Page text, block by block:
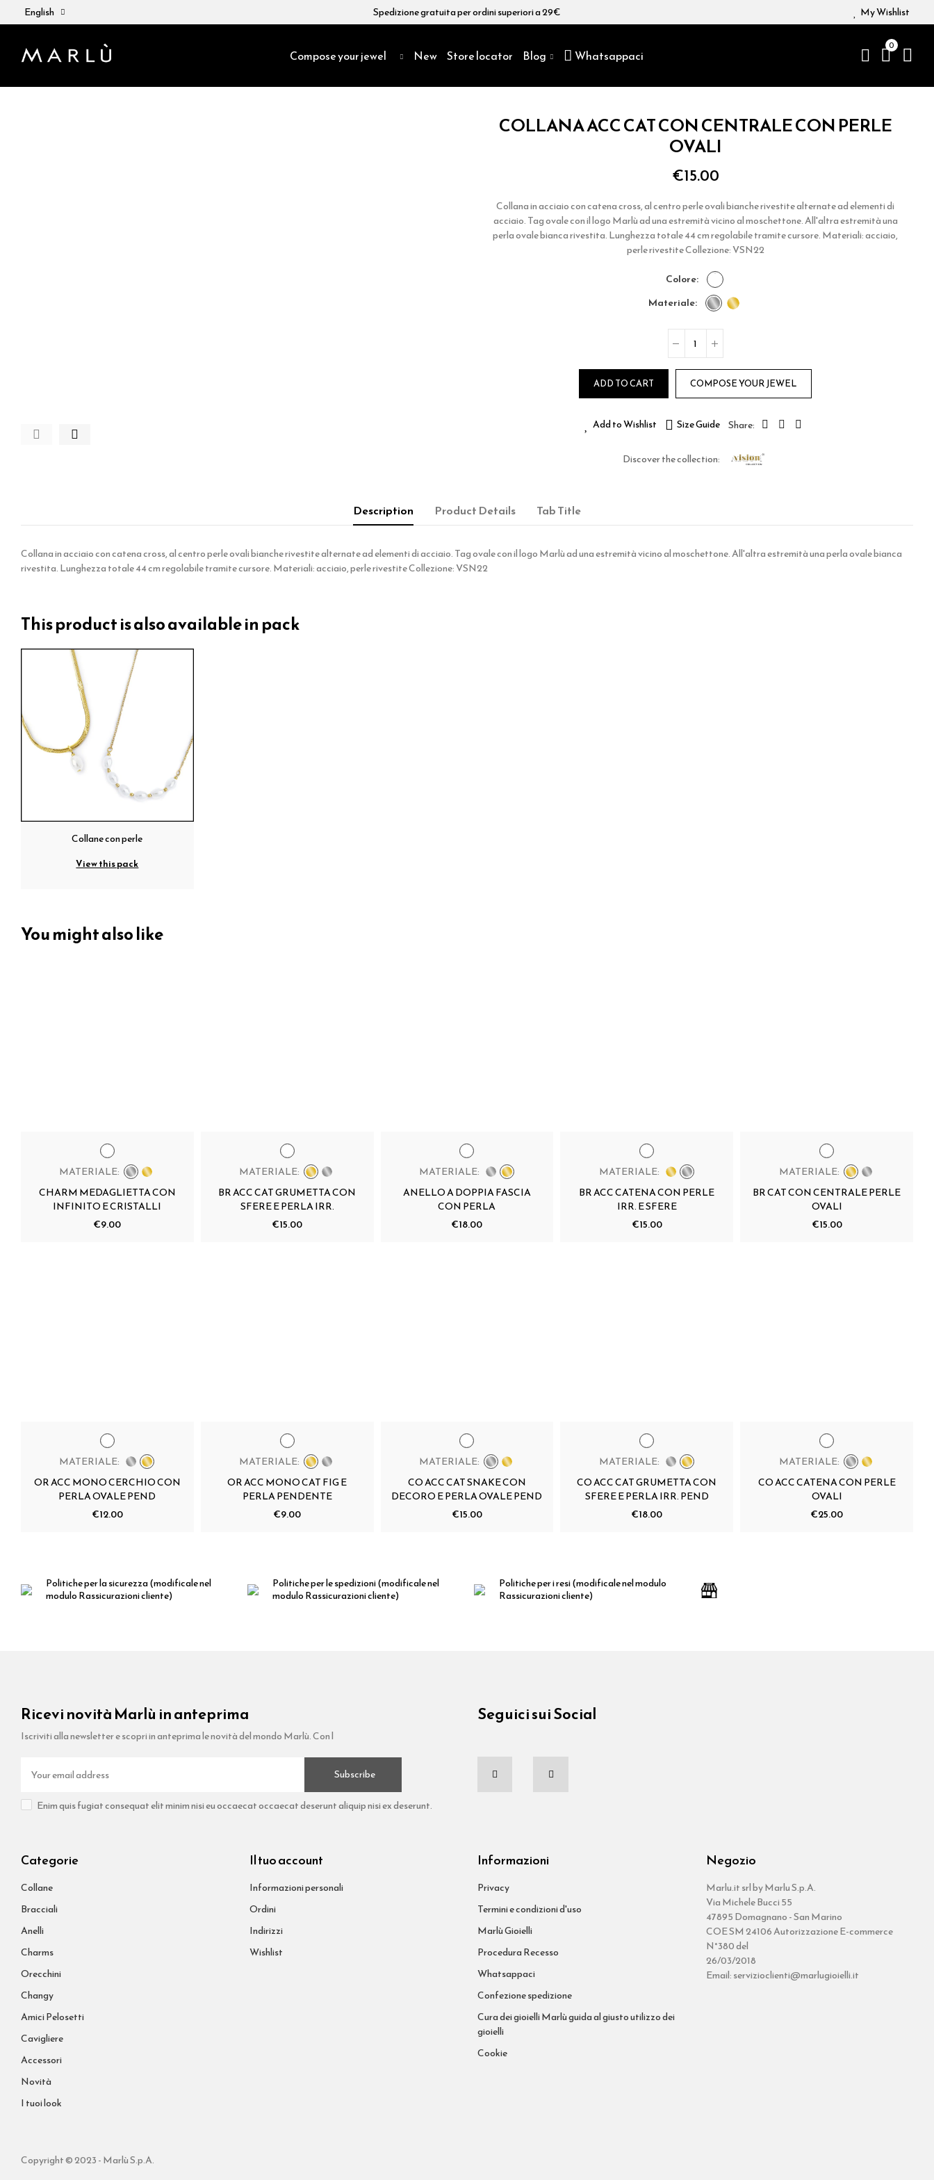
English Spedizione gratuita per ordini superiori a 29€ My Wishlist
Compose your jewel New Store locator Blog Whatsappaci
0
COLLANA ACC CAT CON CENTRALE CON PERLE
OVALI
€15.00
Collana in acciaio con catena cross, al centro perle ovali bianche rivestite alternate ad elementi di
acciaio. Tag ovale con il logo Marlù ad una estremità vicino al moschettone. All'altra estremità una
perla ovale bianca rivestita. Lunghezza totale 44 cm regolabile tramite cursore. Materiali: acciaio,
perle rivestite Collezione: VSN22
colore
materiale
ADD TO CART COMPOSE YOUR JEWEL
Add to Wishlist Size Guide
Discover the collection:
Description Product Details Tab Title
Collana in acciaio con catena cross, al centro perle ovali bianche rivestite alternate ad elementi di acciaio. Tag ovale con il logo Marlù ad una estremità vicino al moschettone. All'altra estremità una perla ovale bianca
rivestita. Lunghezza totale 44 cm regolabile tramite cursore. Materiali: acciaio, perle rivestite Collezione: VSN22
This product is also available in pack
Collane con perle
View this pack
You might also like
MATERIALE:
CHARM MEDAGLIETTA CON
INFINITO E CRISTALLI
€9.00
MATERIALE:
BR ACC CAT GRUMETTA CON
SFERE E PERLA IRR.
€15.00
MATERIALE:
ANELLO A DOPPIA FASCIA
CON PERLA
€18.00
MATERIALE:
BR ACC CATENA CON PERLE
IRR. E SFERE
€15.00
MATERIALE:
BR CAT CON CENTRALE PERLE
OVALI
€15.00
MATERIALE:
OR ACC MONO CERCHIO CON
PERLA OVALE PEND
€12.00
MATERIALE:
OR ACC MONO CAT FIG E
PERLA PENDENTE
€9.00
MATERIALE:
CO ACC CAT SNAKE CON
DECORO E PERLA OVALE PEND
€15.00
MATERIALE:
CO ACC CAT GRUMETTA CON
SFERE E PERLA IRR. PEND
€18.00
MATERIALE:
CO ACC CATENA CON PERLE
OVALI
€25.00
Politiche per la sicurezza(modificale nel
modulo Rassicurazioni cliente)
Politiche per le spedizioni(modificale nel
modulo Rassicurazioni cliente)
Politiche per i resi(modificale nel modulo
Rassicurazioni cliente)
Ricevi novità Marlù in anteprima
Iscriviti alla newsletter e scopri in anteprima le novità del mondo Marlù. Con l
Subscribe
Enim quis fugiat consequat elit minim nisi eu occaecat occaecat deserunt aliquip nisi ex deserunt.
Seguici sui Social
Categorie
Collane
Bracciali
Anelli
Charms
Orecchini
Changy
Amici Pelosetti
Cavigliere
Accessori
Novità
I tuoi look
Il tuo account
Informazioni personali
Ordini
Indirizzi
Wishlist
Informazioni
Privacy
Termini e condizioni d'uso
Marlù Gioielli
Procedura Recesso
Whatsappaci
Confezione spedizione
Cura dei gioielli Marlù guida al giusto utilizzo dei
gioielli
Cookie
Negozio
Marlu.it srl by Marlu S.p.A.
Via Michele Bucci 55
47895 Domagnano - San Marino
COE SM 24106 Autorizzazione E-commerce
N°380 del
26/03/2018
Email: servizioclienti@marlugioielli.it
Copyright © 2023 - Marlù S.p.A.